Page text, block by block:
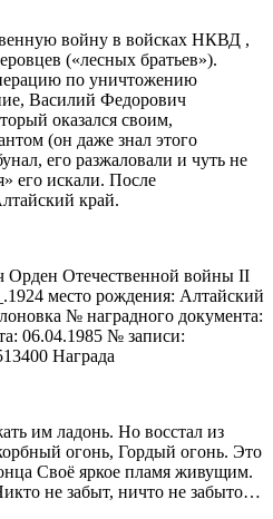
войну в войсках НКВД ,
(«лесных братьев»).
по уничтожению
Василий Федорович
оказался своим,
(он даже знал этого
его разжаловали и чуть не
его искали. После
край.
Отечественной войны II
место рождения: Алтайский
№ наградного документа:
06.04.1985 № записи:
Награда
им ладонь. Но восстал из
огонь, Гордый огонь. Это
Своё яркое пламя живущим.
не забыт, ничто не забыто…